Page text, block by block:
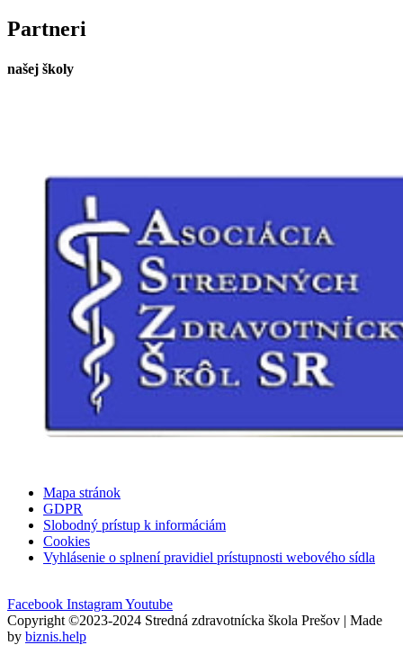
Partneri
našej školy
Mapa stránok
GDPR
Slobodný prístup k informáciám
Cookies
Vyhlásenie o splnení pravidiel prístupnosti webového sídla
Facebook InstagramYoutube
Copyright ©2023-2024 Stredná zdravotnícka škola Prešov | Made
by biznis.help